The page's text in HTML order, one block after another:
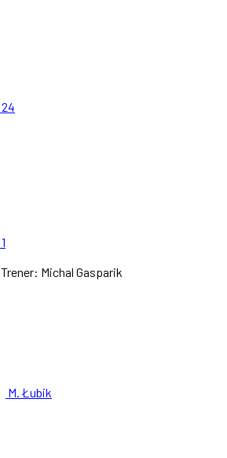
24
1
Trener: Michal Gasparik
M. Łubik